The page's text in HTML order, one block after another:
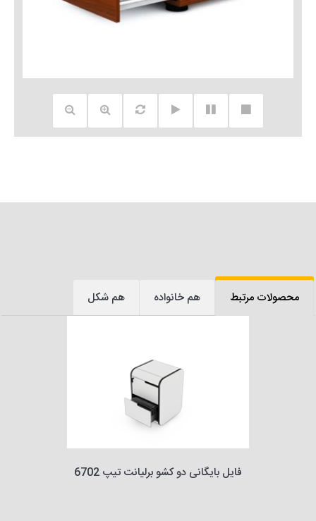
محصولات مرتبط هم خانواده هم شکل
فایل بایگانی دو کشو برلیانت تیپ 6702